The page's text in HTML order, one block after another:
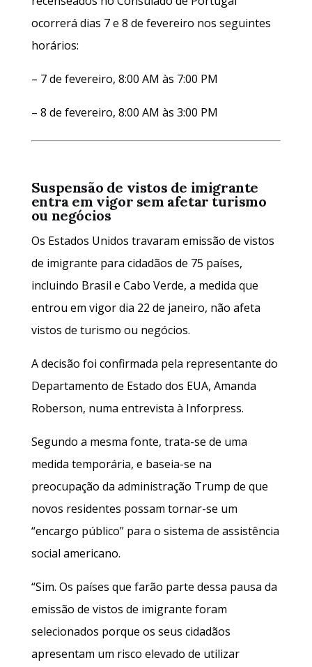
ocorrerá dias 7 e 8 de fevereiro nos seguintes
horários:
– 7 de fevereiro, 8:00 AM às 7:00 PM
– 8 de fevereiro, 8:00 AM às 3:00 PM
Suspensão de vistos de imigrante
entra em vigor sem afetar turismo
ou negócios
Os Estados Unidos travaram emissão de vistos
de imigrante para cidadãos de 75 países,
incluindo Brasil e Cabo Verde, a medida que
entrou em vigor dia 22 de janeiro, não afeta
vistos de turismo ou negócios.
A decisão foi confirmada pela representante do
Departamento de Estado dos EUA, Amanda
Roberson, numa entrevista à Inforpress.
Segundo a mesma fonte, trata-se de uma
medida temporária, e baseia-se na
preocupação da administração Trump de que
novos residentes possam tornar-se um
“encargo público” para o sistema de assistência
social americano.
“Sim. Os países que farão parte dessa pausa da
emissão de vistos de imigrante foram
selecionados porque os seus cidadãos
apresentam um risco elevado de utilizar